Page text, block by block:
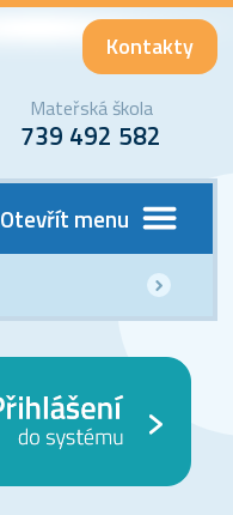
Kontakty
Mateřská škola
739 492 582
Otevřít menu